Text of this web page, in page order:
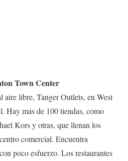
Town Center
aire libre, Tanger Outlets, en West
Hay más de 100 tiendas, como
Kors y otras, que llenan los
comercial. Encuentra
poco esfuerzo. Los restaurantes